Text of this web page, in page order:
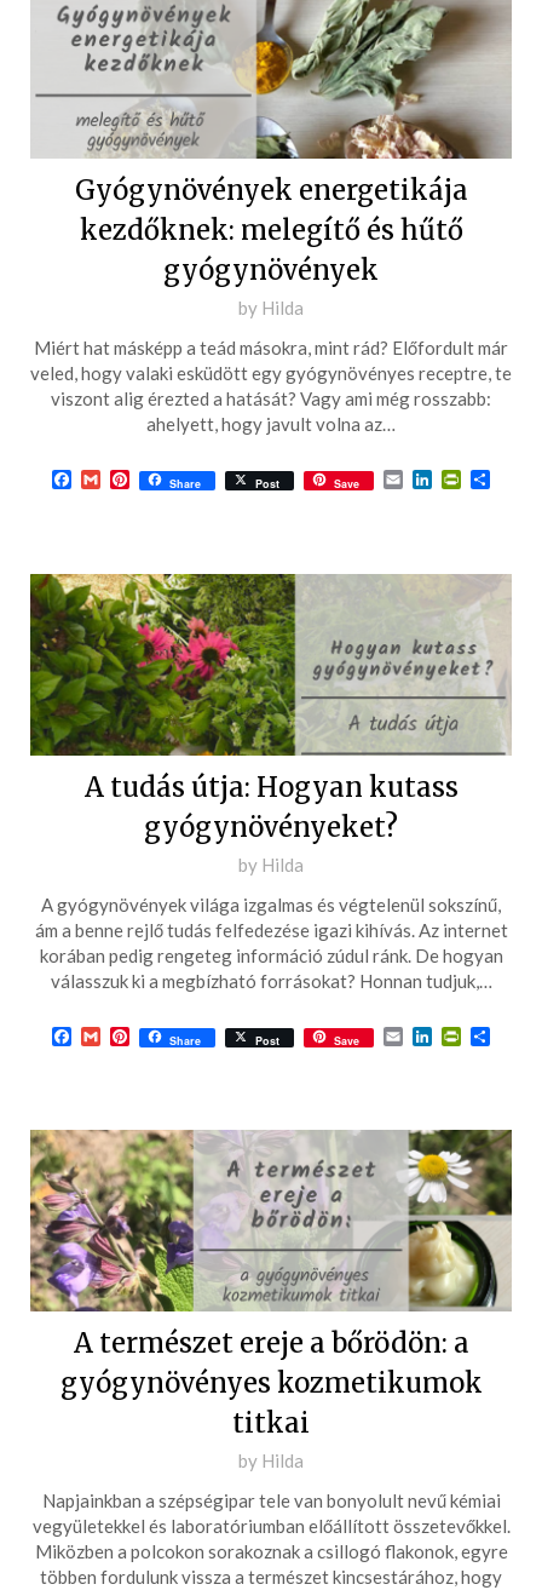
Gyógynövények energetikája
kezdőknek: melegítő és hűtő
gyógynövények
Posted
on
2025-
11-
06
by Hilda
Miért hat másképp a teád másokra, mint rád? Előfordult már
veled, hogy valaki esküdött egy gyógynövényes receptre, te
viszont alig érezted a hatását? Vagy ami még rosszabb:
ahelyett, hogy javult volna az…
Facebook
GmailPinterest
Share Post Save EmailLinkedIn
A tudás útja: Hogyan kutass
gyógynövényeket?
Posted
2025-
09-
27
by Hilda
A gyógynövények világa izgalmas és végtelenül sokszínű,
ám a benne rejlő tudás felfedezése igazi kihívás. Az internet
korában pedig rengeteg információ zúdul ránk. De hogyan
válasszuk ki a megbízható forrásokat? Honnan tudjuk,…
Facebook
GmailPinterest
Share Post Save EmailLinkedIn
A természet ereje a bőrödön: a
gyógynövényes kozmetikumok
titkai
Posted
2025-
09-
26
by Hilda
Napjainkban a szépségipar tele van bonyolult nevű kémiai
vegyületekkel és laboratóriumban előállított összetevőkkel.
Miközben a polcokon sorakoznak a csillogó flakonok, egyre
többen fordulunk vissza a természet kincsestárához, hogy